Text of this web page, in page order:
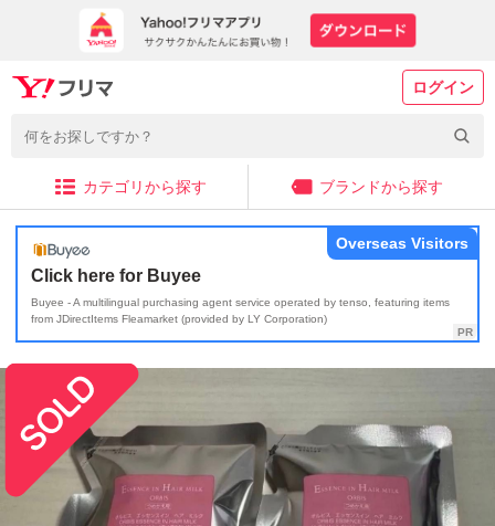
ログイン
カテゴリから探す ブランドから探す
Click here for Buyee
Buyee - A multilingual purchasing agent service operated by tenso, featuring items
from JDirectItems Fleamarket (provided by LY Corporation)
Overseas Visitors